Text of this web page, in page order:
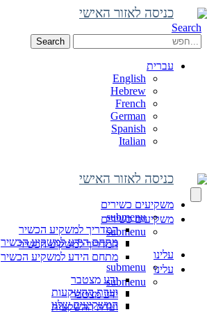
כניסה לאזור האישי
Search
Search
עברית
English
Hebrew
French
German
Spanish
Italian
כניסה לאזור האישי
משקיעים כשירים
submenu
המדריך למשקיע הכשיר
מתחם הידע למשקיע הכשיר
עלינו
submenu
ידע מצטבר
ועדת ההשקעות
המשקיעים שלנו
משקיעים כשירים
submenu
המדריך למשקיע הכשיר
מתחם הידע למשקיע הכשיר
עלינו
submenu
ידע מצטבר
ועדת ההשקעות